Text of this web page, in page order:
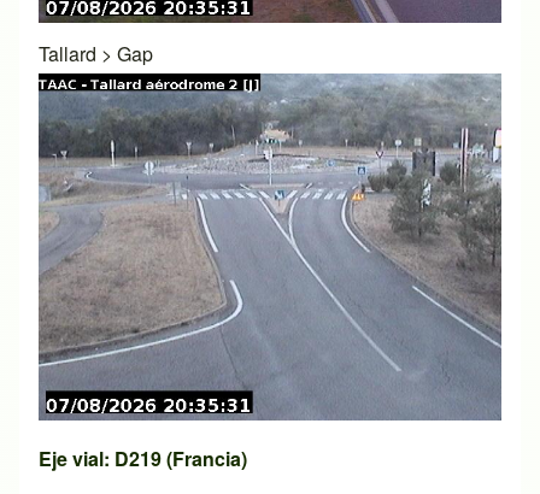
Tallard > Gap
Eje vial: D219 (Francia)